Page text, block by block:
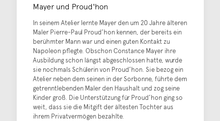
Mayer und Proud'hon
In seinem Atelier lernte Mayer den um 20 Jahre älteren
Maler Pierre-Paul Proud’hon kennen, der bereits ein
berühmter Mann war und einen guten Kontakt zu
Napoleon pflegte. Obschon Constance Mayer ihre
Ausbildung schon längst abgeschlossen hatte, wurde
sie nochmals Schülerin von Proud’hon. Sie bezog ein
Atelier neben dem seinen in der Sorbonne, führte dem
getrenntlebenden Maler den Haushalt und zog seine
Kinder groß. Die Unterstützung für Proud’hon ging so
weit, dass sie die Mitgift der ältesten Tochter aus
ihrem Privatvermögen bezahlte.